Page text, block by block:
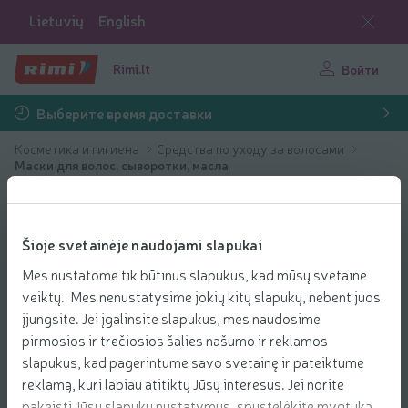
Šioje svetainėje naudojami slapukai
Mes nustatome tik būtinus slapukus, kad mūsų svetainė
veiktų. Mes nenustatysime jokių kitų slapukų, nebent juos
įjungsite. Jei įgalinsite slapukus, mes naudosime
pirmosios ir trečiosios šalies našumo ir reklamos
slapukus, kad pagerintume savo svetainę ir pateiktume
reklamą, kuri labiau atitiktų Jūsų interesus. Jei norite
Lietuvių English
Rimi.lt Войти
Выберите время доставки
Косметика и гигиена
Средства по уходу за волосами
Маски для волос, сыворотки, масла